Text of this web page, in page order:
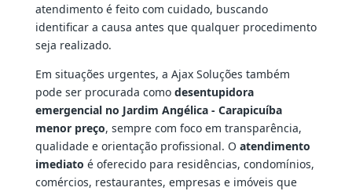
atendimento é feito com cuidado, buscando
identificar a causa antes que qualquer procedimento
seja realizado.
Em situações urgentes, a Ajax Soluções também
pode ser procurada como desentupidora
emergencial no Jardim Angélica - Carapicuíba
menor preço, sempre com foco em transparência,
qualidade e orientação profissional. O atendimento
imediato é oferecido para residências, condomínios,
comércios, restaurantes, empresas e imóveis que